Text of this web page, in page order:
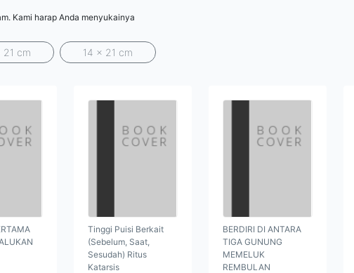
Kami harap Anda menyukainya
21 cm 14 x 21 cm
Tinggi Puisi Berkait
(Sebelum, Saat,
Sesudah) Ritus
Katarsis
BERDIRI DI ANTARA
TIGA GUNUNG
MEMELUK
REMBULAN